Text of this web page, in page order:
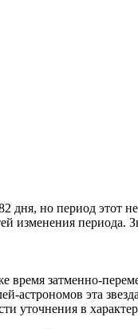
дня, но период этот
изменения периода.
затменно-
астрономов эта
уточнения в